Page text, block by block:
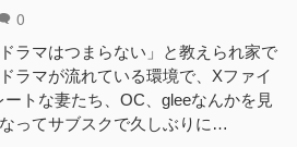
0
ラマはつまらない」と教えられ家で
ラマが流れている環境で、Xファイ
ートな妻たち、OC、gleeなんかを見
ってサブスクで久しぶりに…